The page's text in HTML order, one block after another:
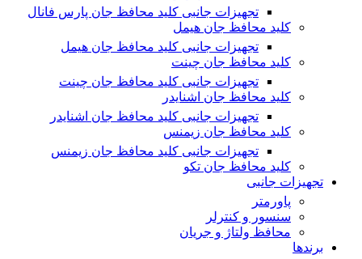
تجهیزات جانبی کلید محافظ جان پارس فانال
کلید محافظ جان هیمل
تجهیزات جانبی کلید محافظ جان هیمل
کلید محافظ جان چینت
تجهیزات جانبی کلید محافظ جان چینت
کلید محافظ جان اشنایدر
تجهیزات جانبی کلید محافظ جان اشنایدر
کلید محافظ جان زیمنس
تجهیزات جانبی کلید محافظ جان زیمنس
کلید محافظ جان تکو
تجهیزات جانبی
پاورمتر
سنسور و کنترلر
محافظ ولتاژ و‌ جریان
برندها